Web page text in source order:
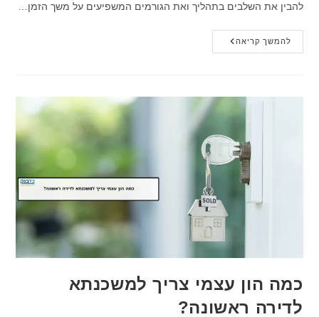
להבין את השלבים בתהליך ואת הגורמים המשפיעים על משך הזמן…
להמשך קריאהכמה
זמן
למשכנתא?
כמה הון עצמי צריך למשכנתא
לדירה ראשונה?